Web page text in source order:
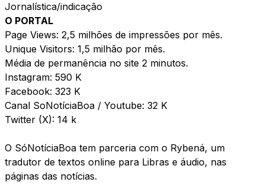
Jornalística/indicação
O PORTAL
Page Views: 2,5 milhões de impressões por mês.
Unique Visitors: 1,5 milhão por mês.
Média de permanência no site 2 minutos.
Instagram: 590 K
Facebook: 323 K
Canal SoNotíciaBoa / Youtube: 32 K
Twitter (X): 14 k
O SóNotíciaBoa tem parceria com o Rybená, um
tradutor de textos online para Libras e áudio, nas
páginas das notícias.